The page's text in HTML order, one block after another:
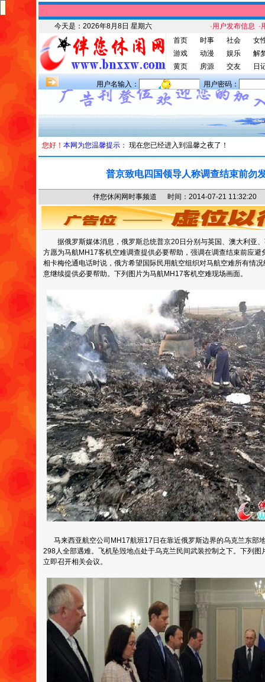
今天是： 2026年8月8日 星期六 ·用户发布信息 ·
首页
时事 社会
女
游戏
动漫 娱乐
解
黄页
房源 交友 日
用户名输入： 用户密码：
您好！ 本网为您温馨提示： 现在您已经进入到温馨之夜了！
普京致电四国领导人称调查结束前勿
伴您休闲网时事频道 时间：2014-07-21
据俄罗斯媒体消息，俄罗斯总统普京20日分别与英国、澳大利亚
方愿为马航MH17客机空难调查提供必要帮助，强调在调查结束前应
相卡梅伦通电话时说，俄方希望国际民用航空组织对马航空难所有情
意继续提供必要帮助。下列图片为马航MH17客机空难现场画面。
马来西亚航空公司MH17航班17日在靠近俄罗斯边界的乌克兰东部
298人全部遇难。飞机坠毁地点处于乌克兰民间武装控制之下。下列
立即召开相关会议。